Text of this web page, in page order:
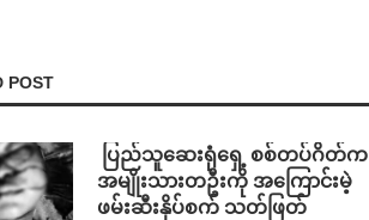
POST
⁩ ⁨ပြည်သူဆေးရုံရှေ့ စစ်တပ်ဂိတ်က
အမျိုးသားတဦးကို အကြောင်းမဲ့
ဖမ်းဆီးနှိပ်စက် သတ်ဖြတ်